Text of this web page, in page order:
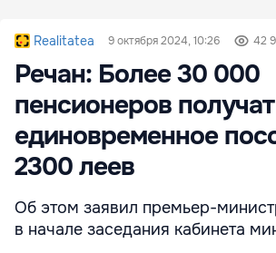
Realitatea 9 октября 2024, 10:26 42
Речан: Более 30 000
пенсионеров получат
единовременное
2300 леев
Об этом заявил премьер-
в начале заседания кабинета